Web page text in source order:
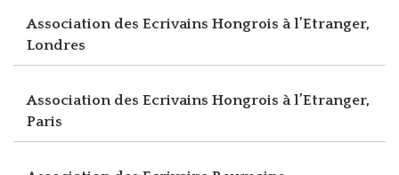
Association des Ecrivains Hongrois à l’Etranger,
Londres
Association des Ecrivains Hongrois à l’Etranger,
Paris